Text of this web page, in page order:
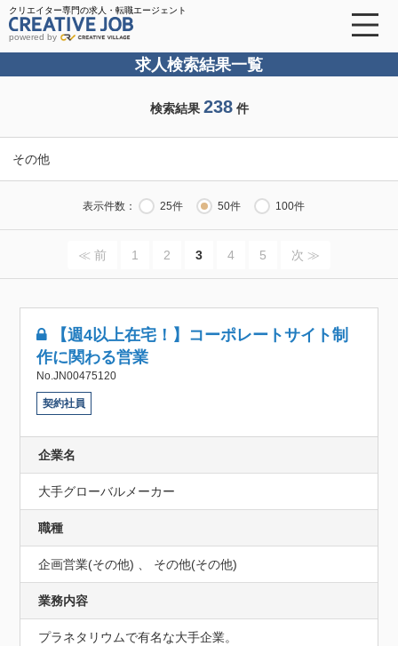
クリエイター専門の求人・転職エージェント
powered by
求人検索結果一覧
検索結果 238件
その他
表示件数： 25件 50件 100件
≪ 前 1 2 3 4 5 次 ≫
【週4以上在宅！】コーポレートサイト制
作に関わる営業
No.JN00475120
契約社員
企業名
大手グローバルメーカー
職種
企画営業(その他) 、 その他(その他)
業務内容
プラネタリウムで有名な大手企業。